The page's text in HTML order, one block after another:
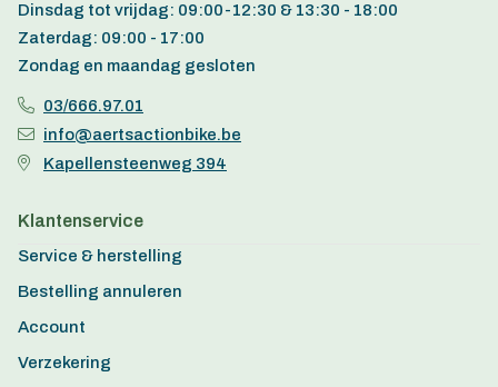
Dinsdag tot vrijdag: 09:00-12:30 & 13:30 - 18:00
Zaterdag: 09:00 - 17:00
Zondag en maandag gesloten
03/666.97.01
info@aertsactionbike.be
Kapellensteenweg 394
Klantenservice
Service & herstelling
Bestelling annuleren
Account
Verzekering